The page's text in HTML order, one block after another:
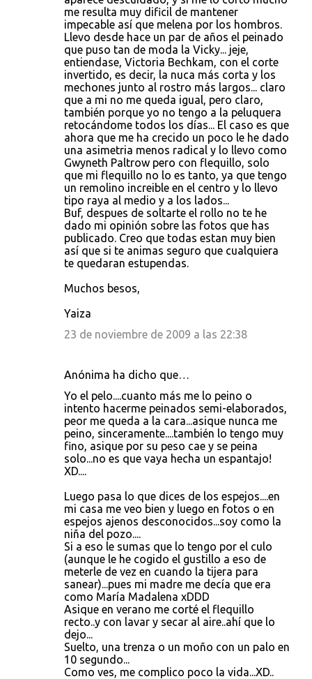
me resulta muy dificil de mantener
impecable así que melena por los hombros.
Llevo desde hace un par de años el peinado
que puso tan de moda la Vicky... jeje,
entiendase, Victoria Bechkam, con el corte
invertido, es decir, la nuca más corta y los
mechones junto al rostro más largos... claro
que a mi no me queda igual, pero claro,
también porque yo no tengo a la peluquera
retocándome todos los días... El caso es que
ahora que me ha crecido un poco le he dado
una asimetria menos radical y lo llevo como
Gwyneth Paltrow pero con flequillo, solo
que mi flequillo no lo es tanto, ya que tengo
un remolino increible en el centro y lo llevo
tipo raya al medio y a los lados...
Buf, despues de soltarte el rollo no te he
dado mi opinión sobre las fotos que has
publicado. Creo que todas estan muy bien
así que si te animas seguro que cualquiera
te quedaran estupendas.
Muchos besos,
Yaiza
23 de noviembre de 2009 a las 22:38
Anónima ha dicho que…
Yo el pelo....cuanto más me lo peino o
intento hacerme peinados semi-elaborados,
peor me queda a la cara...asique nunca me
peino, sinceramente....también lo tengo muy
fino, asique por su peso cae y se peina
solo...no es que vaya hecha un espantajo!
XD....
Luego pasa lo que dices de los espejos....en
mi casa me veo bien y luego en fotos o en
espejos ajenos desconocidos...soy como la
niña del pozo....
Si a eso le sumas que lo tengo por el culo
(aunque le he cogido el gustillo a eso de
meterle de vez en cuando la tijera para
sanear)...pues mi madre me decía que era
como María Madalena xDDD
Asique en verano me corté el flequillo
recto..y con lavar y secar al aire..ahí que lo
dejo...
Suelto, una trenza o un moño con un palo en
10 segundo...
Como ves, me complico poco la vida...XD..